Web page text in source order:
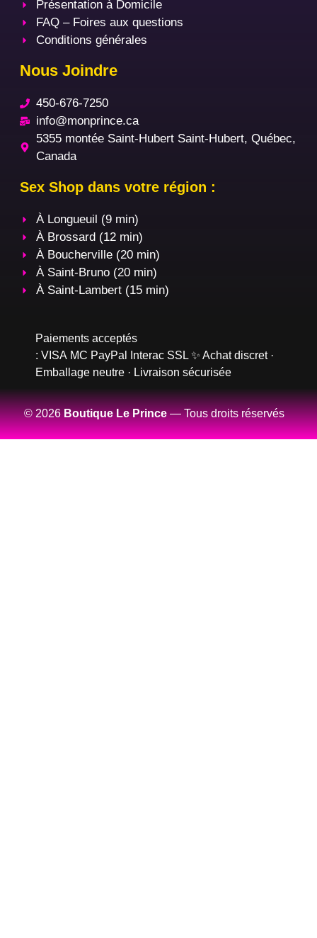
Présentation à Domicile
FAQ – Foires aux questions
Conditions générales
Nous Joindre
450-676-7250
info@monprince.ca
5355 montée Saint-Hubert Saint-Hubert, Québec,
Canada
Sex Shop dans votre région :
À Longueuil (9 min)
À Brossard (12 min)
À Boucherville (20 min)
À Saint-Bruno (20 min)
À Saint-Lambert (15 min)
Paiements acceptés
: VISA MC PayPal Interac SSL ✨ Achat discret ·
Emballage neutre · Livraison sécurisée
© 2026Boutique Le Prince— Tous droits réservés